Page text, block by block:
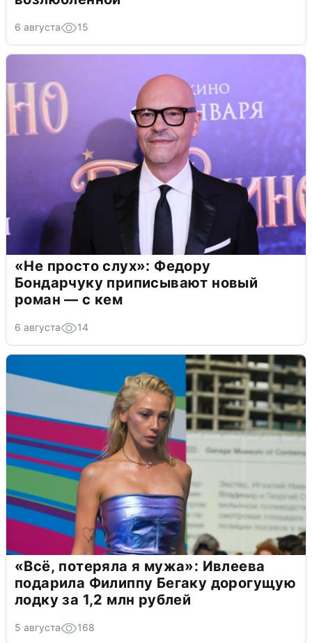
6 августа 15
«Не просто слух»: Федору
Бондарчуку приписывают новый
роман — с кем
6 августа 14
«Всё, потеряла я мужа»: Ивлеева
подарила Филиппу Бегаку дорогущую
лодку за 1,2 млн рублей
5 августа 168